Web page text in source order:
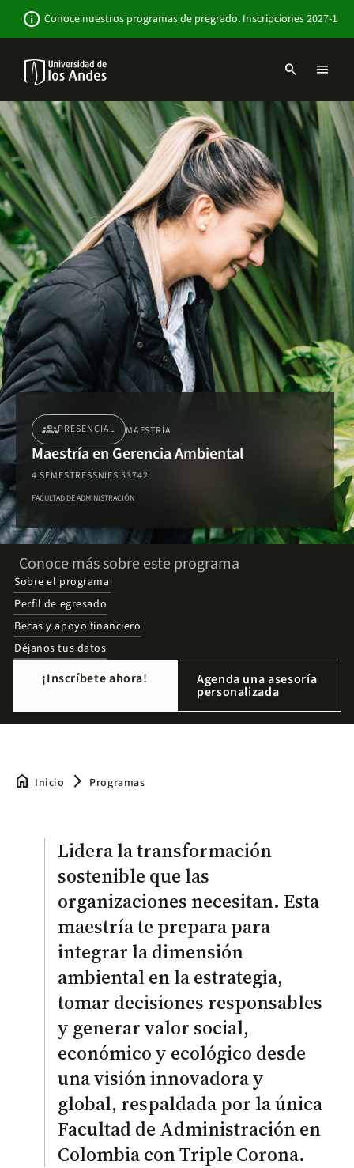
contenido
info Conoce nuestros programas de pregrado. Inscripciones 2027-1
Navbar
-
Sitio
Institucional
search menu
groupsPRESENCIAL MAESTRÍA
Maestría en Gerencia Ambiental
4 SEMESTRESSNIES 53742
FACULTAD DE ADMINISTRACIÓN
Conoce más sobre este programa
Sobre el programa
Perfil de egresado
Becas y apoyo financiero
Déjanos tus datos
¡Inscríbete ahora! Agenda una asesoría
personalizada
home Inicio arrow_forward_ios Programas
Lidera la transformación
sostenible que las
organizaciones necesitan. Esta
maestría te prepara para
integrar la dimensión
ambiental en la estrategia,
tomar decisiones responsables
y generar valor social,
económico y ecológico desde
una visión innovadora y
global, respaldada por la única
Facultad de Administración en
Colombia con Triple Corona.